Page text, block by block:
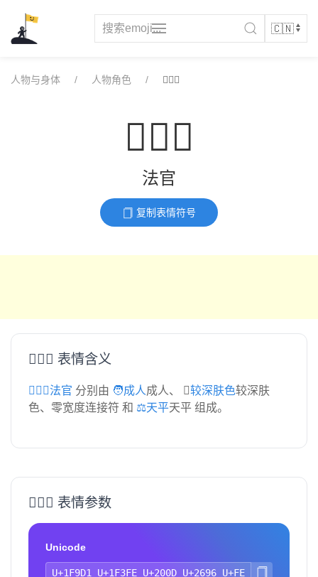
content
人物与身体 人物角色 🧑🏾‍⚖️
🧑🏾‍⚖️
法官
复制表情符号
🧑🏾‍⚖️ 表情含义
🧑🏾‍⚖️法官 分别由 🧑成人成人、🏾较深肤色较深肤
色、零宽度连接符 和 ⚖️天平天平 组成。
🧑🏾‍⚖️ 表情参数
Unicode